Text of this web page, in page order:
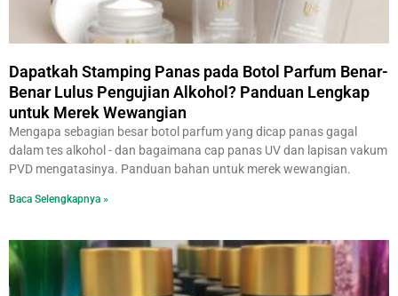
Dapatkah Stamping Panas pada Botol Parfum Benar-
Benar Lulus Pengujian Alkohol? Panduan Lengkap
untuk Merek Wewangian
Mengapa sebagian besar botol parfum yang dicap panas gagal
dalam tes alkohol - dan bagaimana cap panas UV dan lapisan vakum
PVD mengatasinya. Panduan bahan untuk merek wewangian.
Baca Selengkapnya »